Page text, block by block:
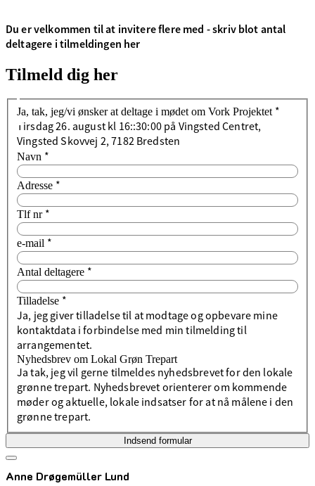
Du er velkommen til at invitere flere med - skriv blot antal
deltagere i tilmeldingen her
Tilmeld dig her
Ja, tak, jeg/vi ønsker at deltage i mødet om Vork Projektet *
Tirsdag 26. august kl 16::30:00 på Vingsted Centret,
Vingsted Skovvej 2, 7182 Bredsten
Navn *
Adresse *
Tlf nr *
e-mail *
Antal deltagere *
Tilladelse *
Ja, jeg giver tilladelse til at modtage og opbevare mine
kontaktdata i forbindelse med min tilmelding til
arrangementet.
Nyhedsbrev om Lokal Grøn Trepart
Ja tak, jeg vil gerne tilmeldes nyhedsbrevet for den lokale
grønne trepart. Nyhedsbrevet orienterer om kommende
møder og aktuelle, lokale indsatser for at nå målene i den
grønne trepart.
Indsend formular
Anne Drøgemüller Lund